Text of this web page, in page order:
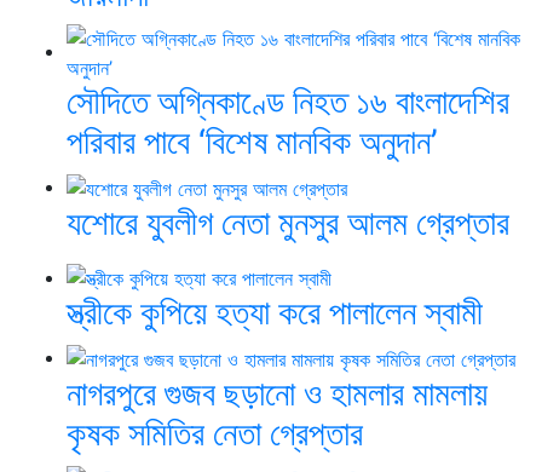
সৌদিতে অগ্নিকাণ্ডে নিহত ১৬ বাংলাদেশির
পরিবার পাবে ‘বিশেষ মানবিক অনুদান’
যশোরে যুবলীগ নেতা মুনসুর আলম গ্রেপ্তার
স্ত্রীকে কুপিয়ে হত্যা করে পালালেন স্বামী
নাগরপুরে গুজব ছড়ানো ও হামলার মামলায়
কৃষক সমিতির নেতা গ্রেপ্তার